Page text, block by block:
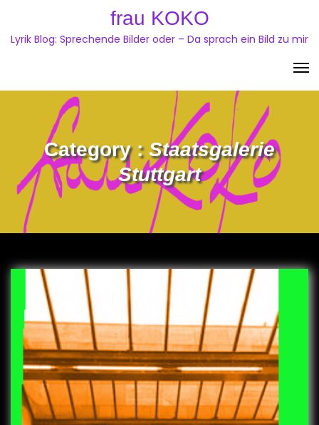
content
frau KOKO
Lyrik Blog: Sprechende Bilder oder – Da sprach ein Bild zu mir
Category :Staatsgalerie
Stuttgart